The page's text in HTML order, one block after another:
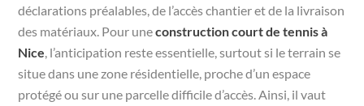
déclarations préalables, de l’accès chantier et de la livraison
des matériaux. Pour uneconstruction court de tennis à
Nice, l’anticipation reste essentielle, surtout si le terrain se
situe dans une zone résidentielle, proche d’un espace
protégé ou sur une parcelle difficile d’accès. Ainsi, il vaut